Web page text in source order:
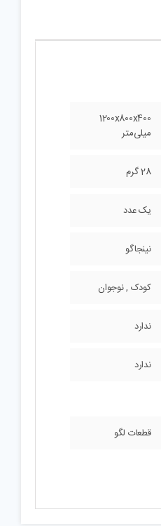
1200x800x400
میلی‌متر
28 گرم
یک عدد
نینجاگو
کودک , نوجوان
ندارد
ندارد
قطعات لگو